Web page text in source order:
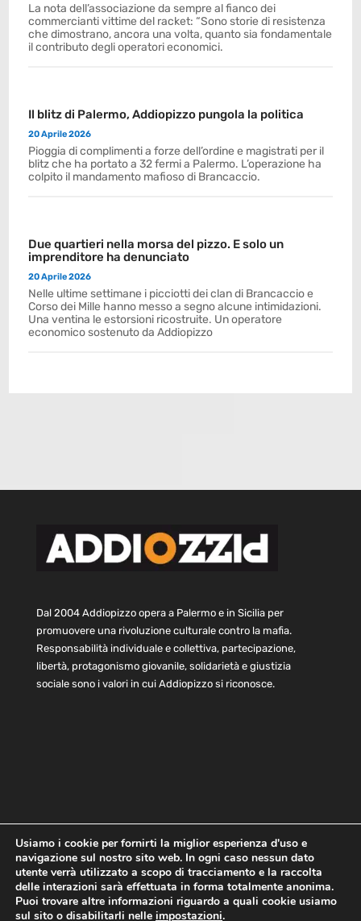
La nota dell’associazione da sempre al fianco dei
commercianti vittime del racket: “Sono storie di resistenza
che dimostrano, ancora una volta, quanto sia fondamentale
il contributo degli operatori economici.
Il blitz di Palermo, Addiopizzo pungola la politica
20 Aprile 2026
Pioggia di complimenti a forze dell’ordine e magistrati per il
blitz che ha portato a 32 fermi a Palermo. L’operazione ha
colpito il mandamento mafioso di Brancaccio.
Due quartieri nella morsa del pizzo. E solo un
imprenditore ha denunciato
20 Aprile 2026
Nelle ultime settimane i picciotti dei clan di Brancaccio e
Corso dei Mille hanno messo a segno alcune intimidazioni.
Una ventina le estorsioni ricostruite. Un operatore
economico sostenuto da Addiopizzo
Dal 2004 Addiopizzo opera a Palermo e in Sicilia per
promuovere una rivoluzione culturale contro la mafia.
Responsabilità individuale e collettiva, partecipazione,
libertà, protagonismo giovanile, solidarietà e giustizia
sociale sono i valori in cui Addiopizzo si riconosce.
Home Statuto e bilancio
Contatti
Privacy
Cookie Child Protection Policy
Usiamo i cookie per fornirti la miglior esperienza d'uso e
navigazione sul nostro sito web. In ogni caso nessun dato
utente verrà utilizzato a scopo di tracciamento e la raccolta
delle interazioni sarà effettuata in forma totalmente anonima.
Puoi trovare altre informazioni riguardo a quali cookie usiamo
sul sito o disabilitarli nelle impostazioni.